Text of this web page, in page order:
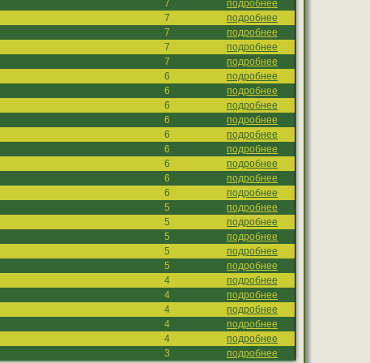
7
подробнее
7
подробнее
7
подробнее
7
подробнее
7
подробнее
6
подробнее
6
подробнее
6
подробнее
6
подробнее
6
подробнее
6
подробнее
6
подробнее
6
подробнее
6
подробнее
5
подробнее
5
подробнее
5
подробнее
5
подробнее
5
подробнее
4
подробнее
4
подробнее
4
подробнее
4
подробнее
4
подробнее
3 подробнее